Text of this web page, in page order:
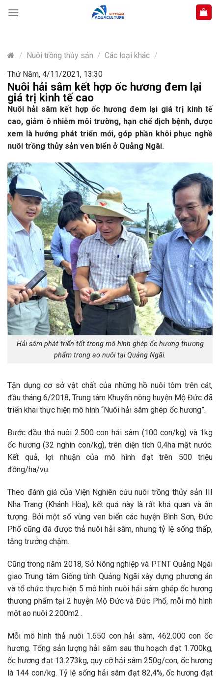
content
/ Nuôi trồng thủy sản / Các loại khác /
Thứ Năm, 4/11/2021, 13:30
Nuôi hải sâm kết hợp ốc hương đem lại
giá trị kinh tế cao
Nuôi hải sâm kết hợp ốc hương đem lại giá trị kinh tế
cao, giảm ô nhiễm môi trường, hạn chế dịch bệnh, được
xem là hướng phát triển mới, góp phần khôi phục nghề
nuôi trồng thủy sản ven biển ở Quảng Ngãi.
Hải sâm phát triển tốt trong mô hình ghép ốc hương thương
phẩm trong ao nuôi tại Quảng Ngãi.
Tận dụng cơ sở vật chất của những hồ nuôi tôm trên cát,
đầu tháng 6/2018, Trung tâm Khuyến nông huyện Mộ Đức đã
triển khai thực hiện mô hình “Nuôi hải sâm ghép ốc hương”.
Bước đầu thả nuôi 2.500 con hải sâm (100 con/kg) và 1kg
ốc hương (32 nghìn con/kg), trên diện tích 0,4ha mặt nước.
Kết quả, lợi nhuận của mô hình đạt trên 500 triệu
đồng/ha/vụ.
Theo đánh giá của Viện Nghiên cứu nuôi trồng thủy sản III
Nha Trang (Khánh Hòa), kết quả này là rất khả quan và ấn
tượng. Bởi một số vùng ven biển các huyện Bình Sơn, Đức
Phổ cũng đã được thả nuôi hải sâm, nhưng tỷ lệ sống thấp,
tăng trưởng chậm.
Cũng trong năm 2018, Sở Nông nghiệp và PTNT Quảng Ngãi
giao Trung tâm Giống tỉnh Quảng Ngãi xây dựng phương án
và tổ chức thực hiện 5 mô hình nuôi hải sâm ghép ốc hương
thương phẩm tại 2 huyện Mộ Đức và Đức Phổ, mỗi mô hình
một ao nuôi 2.200m2 .
Mỗi mô hình thả nuôi 1.650 con hải sâm, 462.000 con ốc
hương. Tổng sản lượng hải sâm sau thu hoạch đạt 1.700kg,
ốc hương đạt 13.273kg, quy cỡ hải sâm 250g/con, ốc hương
là 144 con/kg. Tỷ lệ sống hải sâm đạt 82,4%, ốc hương đạt